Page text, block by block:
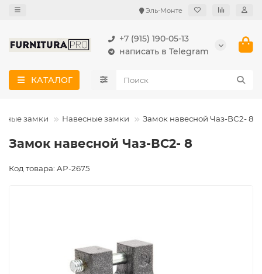
Эль-Монте
+7 (915) 190-05-13
написать в Telegram
КАТАЛОГ
замки Навесные замки Замок навесной Чаз-ВС2- 8
Замок навесной Чаз-ВС2- 8
Код товара: AP-2675